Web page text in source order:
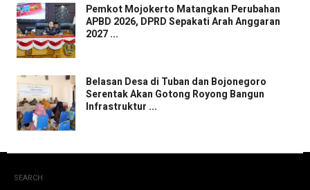
Pemkot Mojokerto Matangkan Perubahan
APBD 2026, DPRD Sepakati Arah Anggaran
2027 ...
Belasan Desa di Tuban dan Bojonegoro
Serentak Akan Gotong Royong Bangun
Infrastruktur ...
SEARCH